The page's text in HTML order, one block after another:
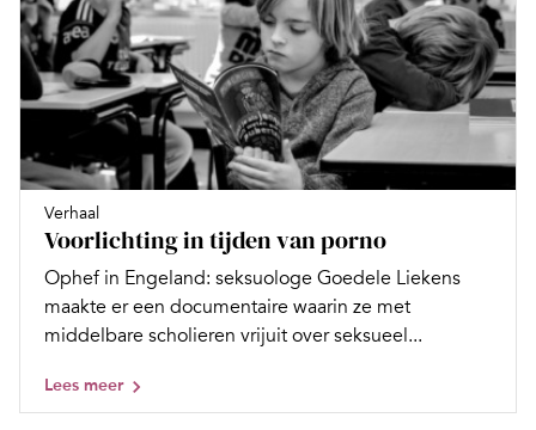
Verhaal
Voorlichting in tijden van porno
Ophef in Engeland: seksuologe Goedele Liekens
maakte er een documentaire waarin ze met
middelbare scholieren vrijuit over seksueel...
Lees meer